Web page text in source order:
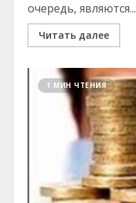
очередь, являются...
Читать далее
1 МИН ЧТЕНИЯ